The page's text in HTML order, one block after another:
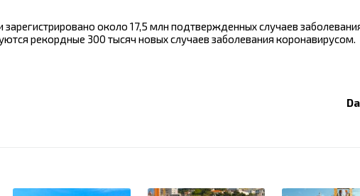
около 17,5 млн подтвержденных случаев
рекордные 300 тысяч новых случаев заболевания коронавирусом.